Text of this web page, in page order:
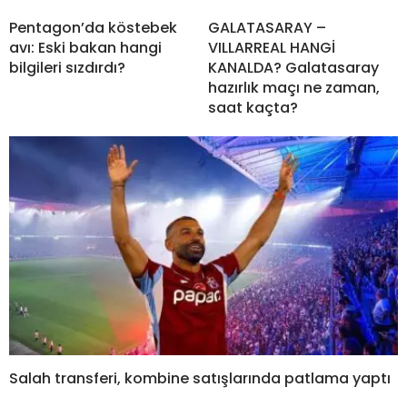
Pentagon’da köstebek
avı: Eski bakan hangi
bilgileri sızdırdı?
GALATASARAY –
VILLARREAL HANGİ
KANALDA? Galatasaray
hazırlık maçı ne zaman,
saat kaçta?
Salah transferi, kombine satışlarında patlama yaptı